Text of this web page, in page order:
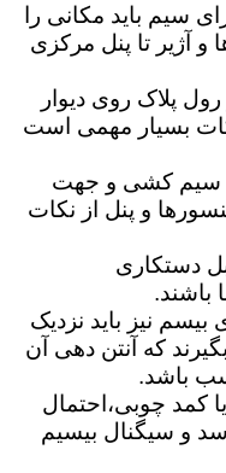
سیم باید مکانی را
و آژیر تا پنل مرکزی
رول پلاک روی دیوار
نکات بسیار مهمی است
سیم کشی و جهت
و پنل از نکات
دستکاری
باشند.
نیز باید نزدیک
که آنتن دهی آن
باشد.
کمد چوبی،احتمال
و سیگنال بیسیم